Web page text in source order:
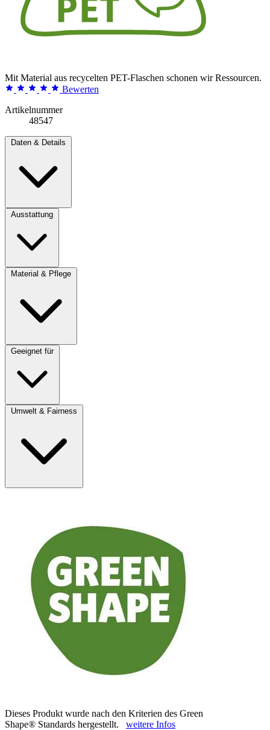
Mit Material aus recycelten PET-Flaschen schonen wir Ressourcen.
Bewerten
Artikelnummer
48547
Daten & Details
Ausstattung
Material & Pflege
Geeignet für
Umwelt & Fairness
Dieses Produkt wurde nach den Kriterien des Green
Shape® Standards hergestellt. weitere Infos